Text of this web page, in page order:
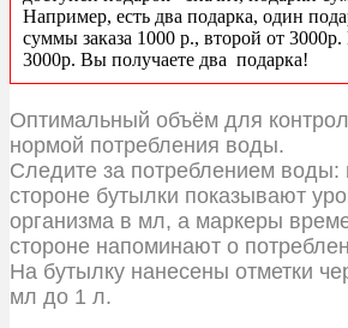
Например, есть два подарка, один
суммы заказа 1000 р., второй от 3000р.
3000р. Вы получаете два подарка!
Оптимальный объём для
нормой потребления воды.
Следите за потреблением воды:
стороне бутылки показывают
организма в мл, а маркеры
стороне напоминают о
На бутылку нанесены отметки
мл до 1 л.